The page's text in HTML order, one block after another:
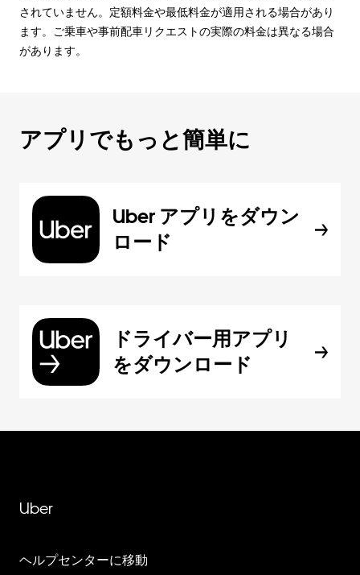
されていません。定額料金や最低料金が適用される場合があり
ます。ご乗車や事前配車リクエストの実際の料金は異なる場合
があります。
アプリでもっと簡単に
Uber アプリをダウン
ロード
ドライバー用アプリ
をダウンロード
Uber
ヘルプセンターに移動